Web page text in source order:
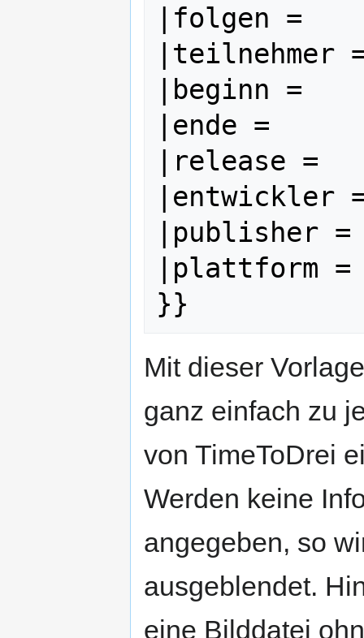
|ende
Mit dieser
ganz einfach zu
von TimeToDrei
Werden keine
angegeben, so
ausgeblendet.
eine Bilddatei